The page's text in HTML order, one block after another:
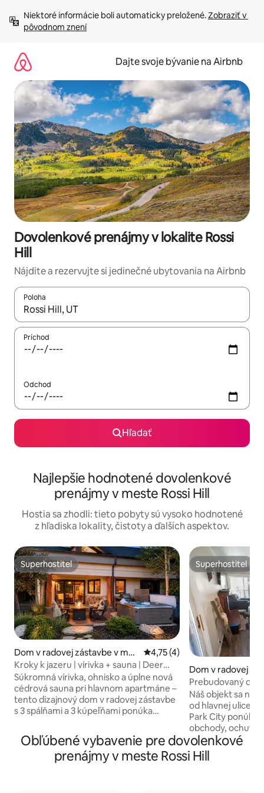
obsah.
Niektoré informácie boli automaticky preložené. Zobraziť v
pôvodnom znení
Dajte svoje bývanie na Airbnb
Dovolenkové prenájmy v lokalite Rossi
Hill
Nájdite a rezervujte si jedinečné ubytovania na Airbnb
Poloha
Keď budú výsledky k dispozícii, môžete si ich prechádzať
Príchod
Odchod
Hľadať
Najlepšie hodnotené dovolenkové
prenájmy v meste Rossi Hill
Hostia sa zhodli: tieto pobyty sú vysoko hodnotené
z hľadiska lokality, čistoty a ďalších aspektov.
Superhostiteľ
Superhostiteľ
Dom v radovej zástavbe v mes
te Park City
Priemerné ohodnotenie 4,75
4,75 (4)
Kroky k jazeru | vírivka + sauna | Deer
Valley
Súkromná vírivka, ohnisko a úplne nová
cédrová sauna pri hlavnom apartmáne –
tento dizajnový dom v radovej zástavbe
s 3 spálňami a 3 kúpeľňami ponúka
posteľ queen, profesionálnu kuchyňu,
rýchle Wi-Fi a priestor na odkladanie lyží.
Len pár krokov od chaty sa nachádza
komunitné jazero s piesočnou plážou,
Superhostiteľ
Superhostiteľ
Dom v radovej
meste Park City
Prebudovaný
krokov od hlavnej!
Náš objekt sa
od hlavnej ulice a
Park City ponúka. Prezrite si miestne
obchody,
liehovare High
vychutnajte víno
z skvelých
Obľúbené vybavenie pre dovolenkové
prenájmy v meste Rossi Hill